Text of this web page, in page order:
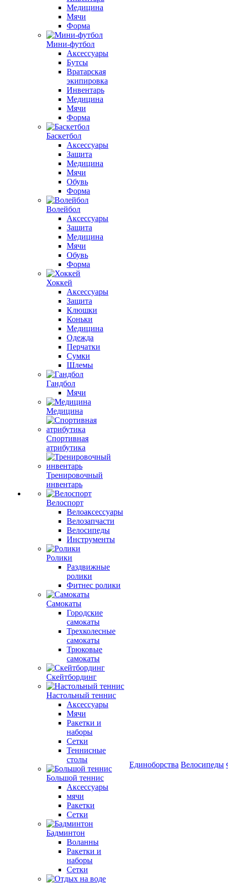
Медицина
Мячи
Форма
Мини-футбол
Аксессуары
Бутсы
Вратарская
экипировка
Инвентарь
Медицина
Мячи
Форма
Баскетбол
Аксессуары
Защита
Медицина
Мячи
Обувь
Форма
Волейбол
Аксессуары
Защита
Медицина
Мячи
Обувь
Форма
Хоккей
Аксессуары
Защита
Клюшки
Коньки
Медицина
Одежда
Перчатки
Сумки
Шлемы
Гандбол
Мячи
Медицина
Спортивная
атрибутика
Тренировочный
инвентарь
Велоспорт
Велоаксессуары
Велозапчасти
Велосипеды
Инструменты
Ролики
Раздвижные
ролики
Фитнес ролики
Самокаты
Городские
самокаты
Трехколесные
самокаты
Трюковые
самокаты
Скейтбординг
Настольный теннис
Аксессуары
Мячи
Ракетки и
наборы
Сетки
Теннисные
столы
Большой теннис
Аксессуары
мячи
Ракетки
Сетки
Бадминтон
Воланны
Ракетки и
наборы
Сетки
Единоборства Велосипеды